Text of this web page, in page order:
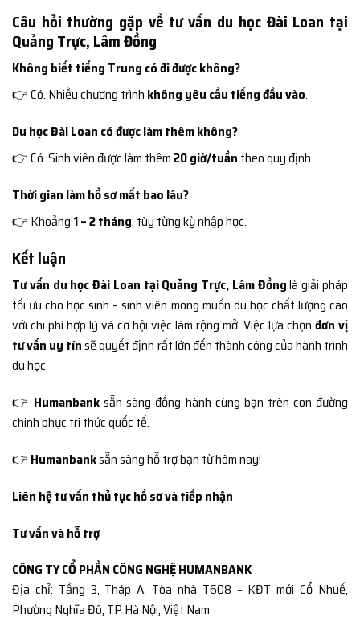
Câu hỏi thường gặp về tư vấn du học Đài Loan tại
Quảng Trực, Lâm Đồng
Không biết tiếng Trung có đi được không?
👉 Có. Nhiều chương trình không yêu cầu tiếng đầu vào.
Du học Đài Loan có được làm thêm không?
👉 Có. Sinh viên được làm thêm20 giờ/tuần theo quy định.
Thời gian làm hồ sơ mất bao lâu?
👉 Khoảng 1 – 2 tháng, tùy từng kỳ nhập học.
Kết luận
Tư vấn du học Đài Loan tại Quảng Trực, Lâm Đồnglà giải pháp
tối ưu cho học sinh – sinh viên mong muốn du học chất lượng cao
với chi phí hợp lý và cơ hội việc làm rộng mở. Việc lựa chọn đơn vị
tư vấn uy tínsẽ quyết định rất lớn đến thành công của hành trình
du học.
👉 Humanbank sẵn sàng đồng hành cùng bạn trên con đường
chinh phục tri thức quốc tế.
👉 Humanbanksẵn sàng hỗ trợ bạn từ hôm nay!
Liên hệ tư vấn thủ tục hồ sơ và tiếp nhận
Tư vấn và hỗ trợ
CÔNG TY CỔ PHẦN CÔNG NGHỆ HUMANBANK
Địa chỉ: Tầng 3, Tháp A, Tòa nhà T608 – KĐT mới Cổ Nhuế,
Phường Nghĩa Đô, TP Hà Nội, Việt Nam